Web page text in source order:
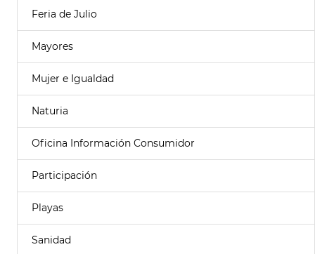
Feria de Julio
Mayores
Mujer e Igualdad
Naturia
Oficina Información Consumidor
Participación
Playas
Sanidad